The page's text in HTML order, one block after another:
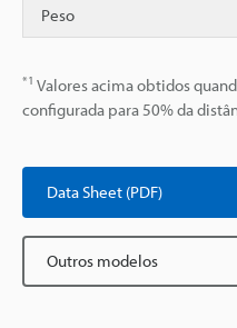
Peso
*1 Valores acima obtidos
configurada para 50% da
Data Sheet (PDF)
Outros modelos